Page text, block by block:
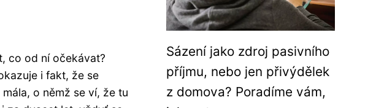
co od ní očekávat?
i fakt, že se
o němž se ví, že tu
Sázení jako zdroj pasivního
příjmu, nebo jen přivýdělek
z domova? Poradíme vám,